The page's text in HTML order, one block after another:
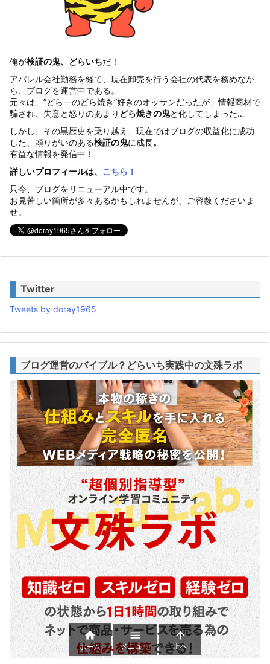
俺が検証の鬼、どらいちだ！
アパレル会社勤務を経て、現在卸売を行う会社の代表を務めなが
ら、ブログを運営中である。
元々は、”どら一のどら焼き”好きのオッサンだったが、情報商材で
騙され、失意と怒りのあまり どら焼きの鬼と化してしまった…
しかし、その黒歴史を乗り越え、現在ではブログの収益化に成功
した、頼りがいのある検証の鬼に成長。
有益な情報を発信中！
詳しいプロフィールは、 こちら！
只今、ブログをリニューアル中です。
お見苦しい箇所が多々あるかもしれませんが、ご容赦くださいま
せ。
Twitter
Tweets by doray1965
ブログ運営のバイブル？どらいち実践中の文殊ラボ

ホーム

メニュー

上へ